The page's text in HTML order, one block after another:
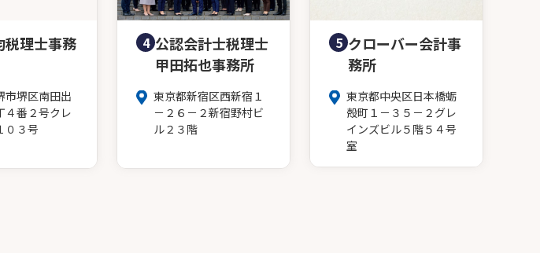
税理士事務
市堺区南田出
４番２号クレ
０３号
4 公認会計士税理士
甲田拓也事務所
東京都新宿区西新宿１
－２６－２新宿野村ビ
ル２３階
5 クローバー会計事
務所
東京都中央区日本橋蛎
殻町１－３５－２グレ
インズビル５階５４号
室